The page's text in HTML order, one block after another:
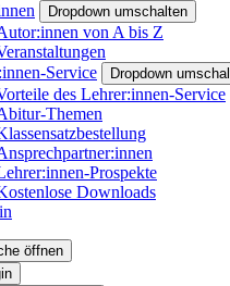
Dropdown umschalten
von A bis Z
Service
Dropdown
des Lehrer:innen-Service
Themen
Prospekte
Downloads
öffnen